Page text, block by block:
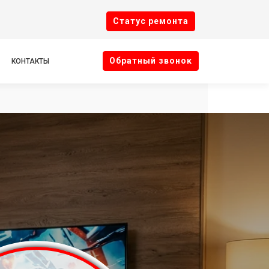
Cтатус ремонта
КОНТАКТЫ Oбратный звонок